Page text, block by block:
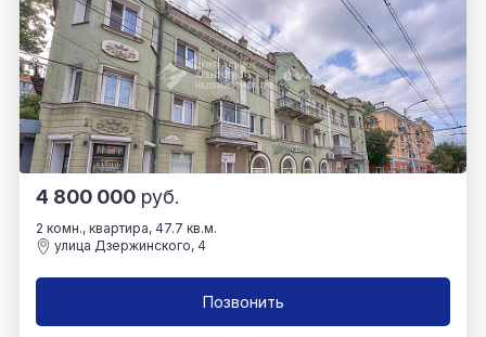
4 800 000 руб.
2 комн., квартира, 47.7 кв.м.
улица Дзержинского, 4
Позвонить